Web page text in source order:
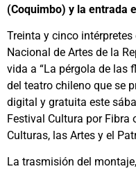
(Coquimbo) y la entrada
Treinta y cinco
Nacional de Artes de la
vida a “La pérgola de las
del teatro chileno que se
digital y gratuita este
Festival Cultura por Fibra
Culturas, las Artes y el
La trasmisión del